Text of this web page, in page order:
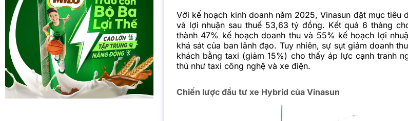
Với kế hoạch kinh doanh năm 2025, Vinasun đặt mục tiêu
và lợi nhuận sau thuế 53,63 tỷ đồng. Kết quả 6 tháng
thành 47% kế hoạch doanh thu và 55% kế hoạch lợi
khá sát của ban lãnh đạo. Tuy nhiên, sự sụt giảm doanh
khách bằng taxi (giảm 15%) cho thấy áp lực cạnh tranh
thủ như taxi công nghệ và xe điện.
Chiến lược đầu tư xe Hybrid của Vinasun